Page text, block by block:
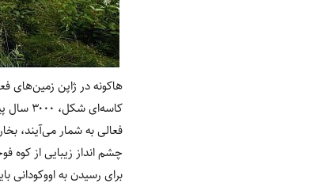
هاکونه در ژاپن زمین‌های
فعالی به شمار می‌آیند،
چشم انداز زیبایی از
برای رسیدن به اووکودانی